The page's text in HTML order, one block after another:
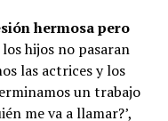
hermosa pero
hijos no pasaran
las actrices y los
un trabajo
me va a llamar?’,